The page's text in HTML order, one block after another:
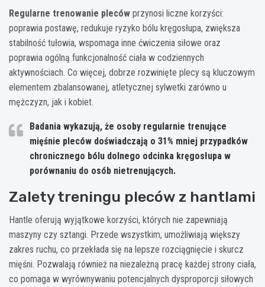
Regularne trenowanie pleców przynosi liczne korzyści:
poprawia postawę, redukuje ryzyko bólu kręgosłupa, zwiększa
stabilność tułowia, wspomaga inne ćwiczenia siłowe oraz
poprawia ogólną funkcjonalność ciała w codziennych
aktywnościach. Co więcej, dobrze rozwinięte plecy są kluczowym
elementem zbalansowanej, atletycznej sylwetki zarówno u
mężczyzn, jak i kobiet.
Badania wykazują, że osoby regularnie trenujące
mięśnie pleców doświadczają o 31% mniej przypadków
chronicznego bólu dolnego odcinka kręgosłupa w
porównaniu do osób nietrenujących.
Zalety treningu pleców z hantlami
Hantle oferują wyjątkowe korzyści, których nie zapewniają
maszyny czy sztangi. Przede wszystkim, umożliwiają większy
zakres ruchu, co przekłada się na lepsze rozciągnięcie i skurcz
mięśni. Pozwalają również na niezależną pracę każdej strony ciała,
co pomaga w wyrównywaniu potencjalnych dysproporcji siłowych